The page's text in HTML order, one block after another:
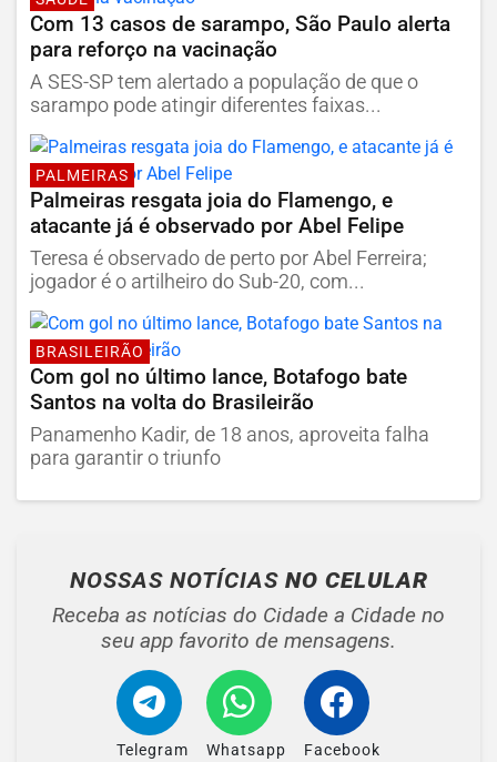
Com 13 casos de sarampo, São Paulo alerta
para reforço na vacinação
A SES-SP tem alertado a população de que o
sarampo pode atingir diferentes faixas...
PALMEIRAS
Palmeiras resgata joia do Flamengo, e
atacante já é observado por Abel Felipe
Teresa é observado de perto por Abel Ferreira;
jogador é o artilheiro do Sub-20, com...
BRASILEIRÃO
Com gol no último lance, Botafogo bate
Santos na volta do Brasileirão
Panamenho Kadir, de 18 anos, aproveita falha
para garantir o triunfo
NOSSAS NOTÍCIAS NO CELULAR
Receba as notícias do Cidade a Cidade no
seu app favorito de mensagens.
Telegram Whatsapp Facebook